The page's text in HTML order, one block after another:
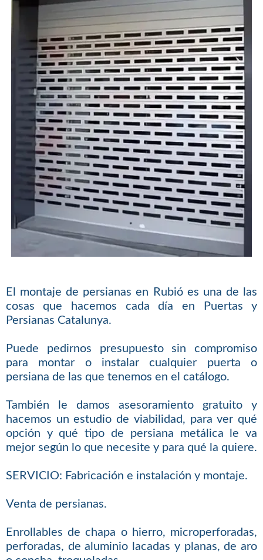
El montaje de persianas en Rubió es una de las
cosas que hacemos cada día en Puertas y
Persianas Catalunya.
Puede pedirnos presupuesto sin compromiso
para montar o instalar cualquier puerta o
persiana de las que tenemos en el catálogo.
También le damos asesoramiento gratuito y
hacemos un estudio de viabilidad, para ver qué
opción y qué tipo de persiana metálica le va
mejor según lo que necesite y para qué la quiere.
SERVICIO: Fabricación e instalación y montaje.
Venta de persianas.
Enrollables de chapa o hierro, microperforadas,
perforadas, de aluminio lacadas y planas, de aro